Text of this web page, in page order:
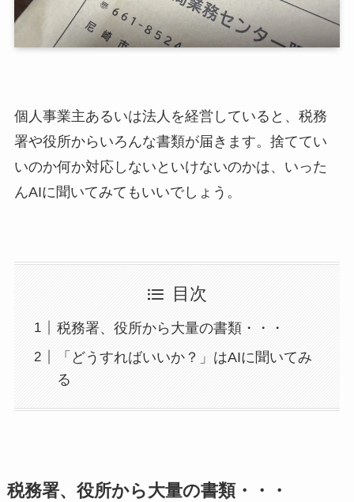
個人事業主あるいは法人を経営していると、税務
署や役所からいろんな書類が届きます。捨ててい
いのか何か対応しないといけないのかは、いった
んAIに聞いてみてもいいでしょう。
目次
税務署、役所から大量の書類・・・
「どうすればいいか？」はAIに聞いてみ
る
税務署、役所から大量の書類・・・